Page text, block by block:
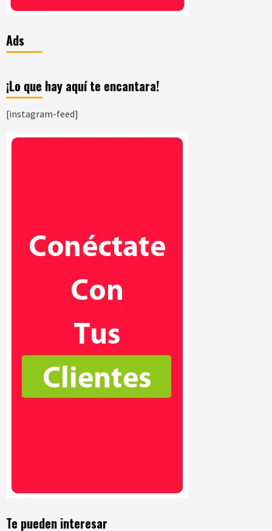
Ads
¡Lo que hay aquí te encantara!
[instagram-feed]
Te pueden interesar